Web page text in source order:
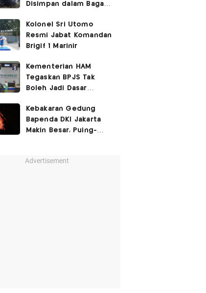
Disimpan dalam Bagasi
Kolonel Sri Utomo
Resmi Jabat Komandan
Brigif 1 Marinir
Kementerian HAM
Tegaskan BPJS Tak
Boleh Jadi Dasar
Layanan Kesehatan
Kebakaran Gedung
Bapenda DKI Jakarta
Makin Besar, Puing-
Advertisement